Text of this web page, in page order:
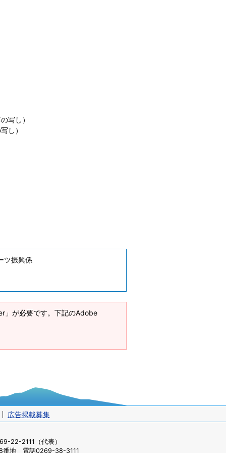
写し）
し）
ツ振興係
」が必要です。下記のAdobe
広告掲載募集
22-2111（代表）
番地 電話0269-38-3111